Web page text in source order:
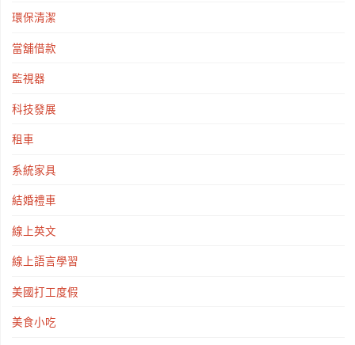
環保清潔
當舖借款
監視器
科技發展
租車
系統家具
結婚禮車
線上英文
線上語言學習
美國打工度假
美食小吃